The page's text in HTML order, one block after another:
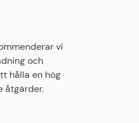
vi
och
hålla en hög
åtgärder.